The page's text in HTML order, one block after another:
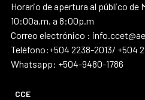
Horario de apertura al público de
10:00a.m. a 8:00p.m
Correo electrónico :
Teléfono:+504 2238-2013/ +504
Whatsapp: +504-9480-1786
CCE